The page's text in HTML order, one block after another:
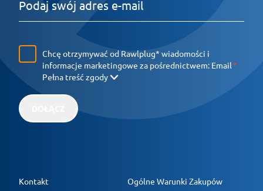
Chcę otrzymywać od Rawlplug* wiadomości i
informacje marketingowe za pośrednictwem: Email
Pełna treść zgody
Kontakt Ogólne Warunki Zakupów